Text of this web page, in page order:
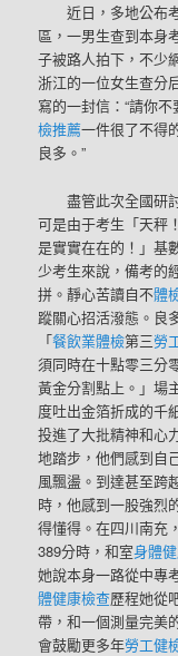
近日，多地公布
區，一男生查到本身
子被路人拍下，不少
浙江的一位女生查分
寫的一封信：“請你
檢推薦一件很了不得
良多。”
盡管此次全國研
可是由于考生「天秤
是實實在在的！」基
少考生來說，備考的
拼。靜心苦讀自不體
蹤關心招活潑態。良
「餐飲業體檢第三勞
須同時在十點零三分
黃金分割點上。」場
度吐出金箔折成的千
投進了大批精神和心
地踏步，他們感到自
風飄盪。到達甚至跨
時，他感到一股強烈
得懂得。在四川南充
389分時，和室身體
她說本身一路從中專
體健康檢查歷程她從
帶，和一個測量完美
會鼓勵更多年勞工健